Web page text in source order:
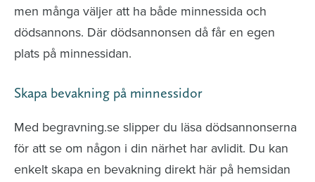
men många väljer att ha både minnessida och
dödsannons. Där dödsannonsen då får en egen
plats på minnessidan.
Skapa bevakning på minnessidor
Med begravning.se slipper du läsa dödsannonserna
för att se om någon i din närhet har avlidit. Du kan
enkelt skapa en bevakning direkt här på hemsidan